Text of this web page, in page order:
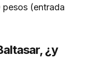
pesos (entrada
¿y